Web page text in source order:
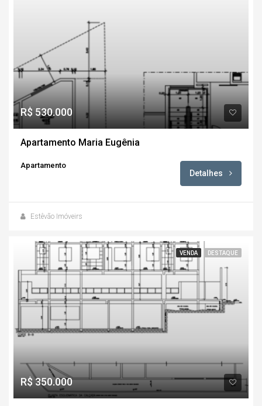
R$ 530.000
Apartamento Maria Eugênia
Apartamento
Detalhes
Estêvão Imóveirs
VENDA DESTAQUE
R$ 350.000